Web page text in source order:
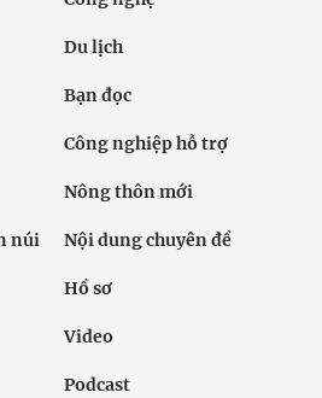
Du lịch
Bạn đọc
Công nghiệp hỗ trợ
Nông thôn mới
núi Nội dung chuyên đề
Hồ sơ
Video
Podcast